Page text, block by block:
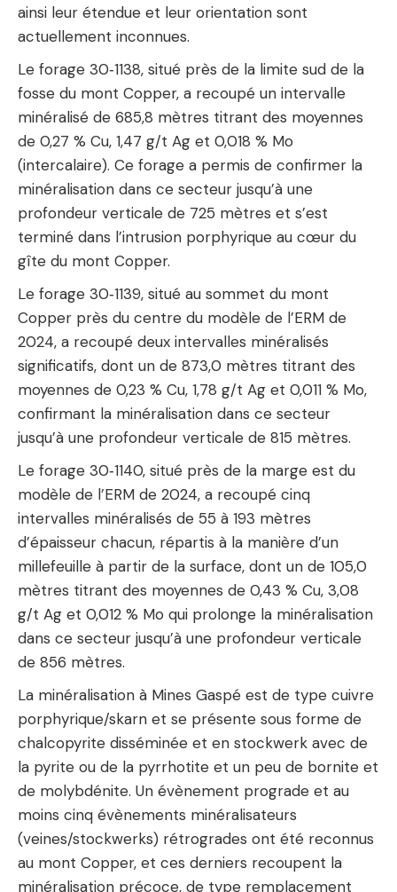
ainsi leur étendue et leur orientation sont
actuellement inconnues.
Le forage 30‑1138, situé près de la limite sud de la
fosse du mont Copper, a recoupé un intervalle
minéralisé de 685,8 mètres titrant des moyennes
de 0,27 % Cu, 1,47 g/t Ag et 0,018 % Mo
(intercalaire). Ce forage a permis de confirmer la
minéralisation dans ce secteur jusqu’à une
profondeur verticale de 725 mètres et s’est
terminé dans l’intrusion porphyrique au cœur du
gîte du mont Copper.
Le forage 30‑1139, situé au sommet du mont
Copper près du centre du modèle de l’ERM de
2024, a recoupé deux intervalles minéralisés
significatifs, dont un de 873,0 mètres titrant des
moyennes de 0,23 % Cu, 1,78 g/t Ag et 0,011 % Mo,
confirmant la minéralisation dans ce secteur
jusqu’à une profondeur verticale de 815 mètres.
Le forage 30‑1140, situé près de la marge est du
modèle de l’ERM de 2024, a recoupé cinq
intervalles minéralisés de 55 à 193 mètres
d’épaisseur chacun, répartis à la manière d’un
millefeuille à partir de la surface, dont un de 105,0
mètres titrant des moyennes de 0,43 % Cu, 3,08
g/t Ag et 0,012 % Mo qui prolonge la minéralisation
dans ce secteur jusqu’à une profondeur verticale
de 856 mètres.
La minéralisation à Mines Gaspé est de type cuivre
porphyrique/skarn et se présente sous forme de
chalcopyrite disséminée et en stockwerk avec de
la pyrite ou de la pyrrhotite et un peu de bornite et
de molybdénite. Un évènement prograde et au
moins cinq évènements minéralisateurs
(veines/stockwerks) rétrogrades ont été reconnus
au mont Copper, et ces derniers recoupent la
minéralisation précoce, de type remplacement